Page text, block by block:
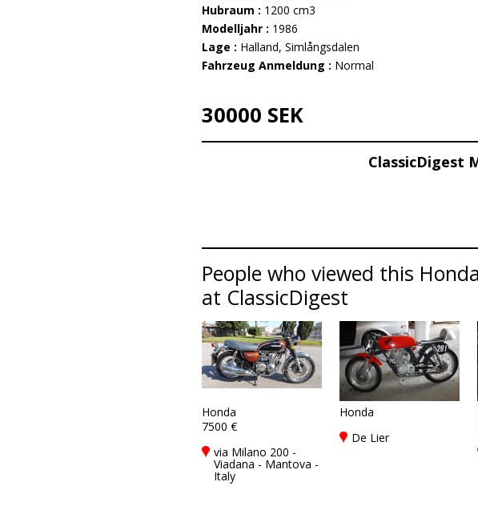
Hubraum : 1200 cm3
Modelljahr : 1986
Lage : Halland, Simlångsdalen
Fahrzeug Anmeldung : Normal
30000 SEK
ClassicDigest
People who viewed this
at ClassicDigest
Honda
7500 €
via Milano 200 -
Viadana - Mantova -
Italy
Honda
De Lier